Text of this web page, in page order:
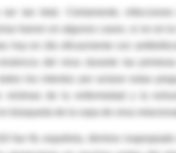
fueron en algunos casos, si no en
hoy en día eficazmente con
los intentos por aclarar estas
búsqueda de la cepa de virus
fue flu española, término